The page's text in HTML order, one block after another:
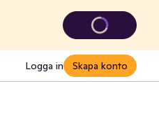
Logga in Skapa konto